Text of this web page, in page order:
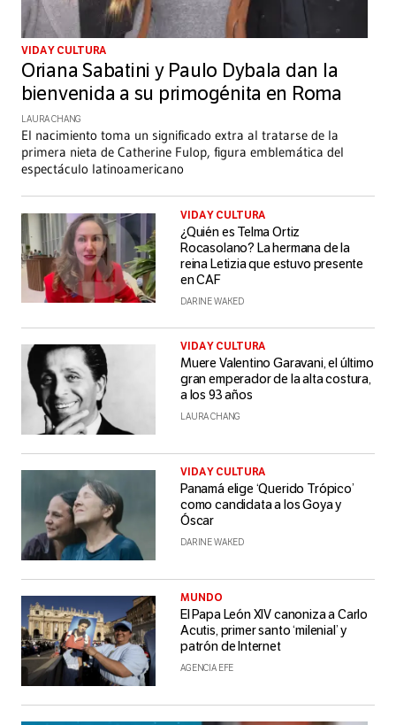
VIDA Y CULTURA
Oriana Sabatini y Paulo Dybala dan la
bienvenida a su primogénita en Roma
LAURA CHANG
El nacimiento toma un significado extra al tratarse de la
primera nieta de Catherine Fulop, figura emblemática del
espectáculo latinoamericano
VIDA Y CULTURA
¿Quién es Telma Ortiz
Rocasolano? La hermana de la
reina Letizia que estuvo presente
en CAF
DARINE WAKED
VIDA Y CULTURA
Muere Valentino Garavani, el último
gran emperador de la alta costura,
a los 93 años
LAURA CHANG
VIDA Y CULTURA
Panamá elige ‘Querido Trópico’
como candidata a los Goya y
Óscar
DARINE WAKED
MUNDO
El Papa León XIV canoniza a Carlo
Acutis, primer santo ‘milenial’ y
patrón de Internet
AGENCIA EFE